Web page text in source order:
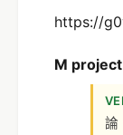
https://
M project
論